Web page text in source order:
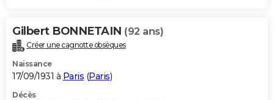
Gilbert BONNETAIN (92 ans)
Créer une cagnotte obsèques
Naissance
17/09/1931 à Paris (Paris)
Décès